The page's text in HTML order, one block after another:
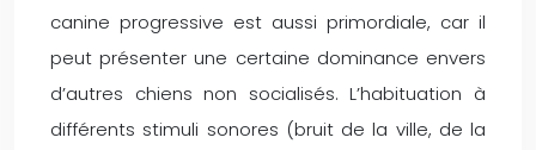
canine progressive est aussi primordiale, car il
peut présenter une certaine dominance envers
d’autres chiens non socialisés. L’habituation à
différents stimuli sonores (bruit de la ville, de la